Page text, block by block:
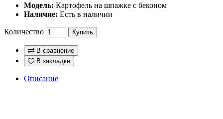
Модель: Картофель на шпажке с беконом
Наличие: Есть в наличии
Количество Купить
В сравнение
В закладки
Описание